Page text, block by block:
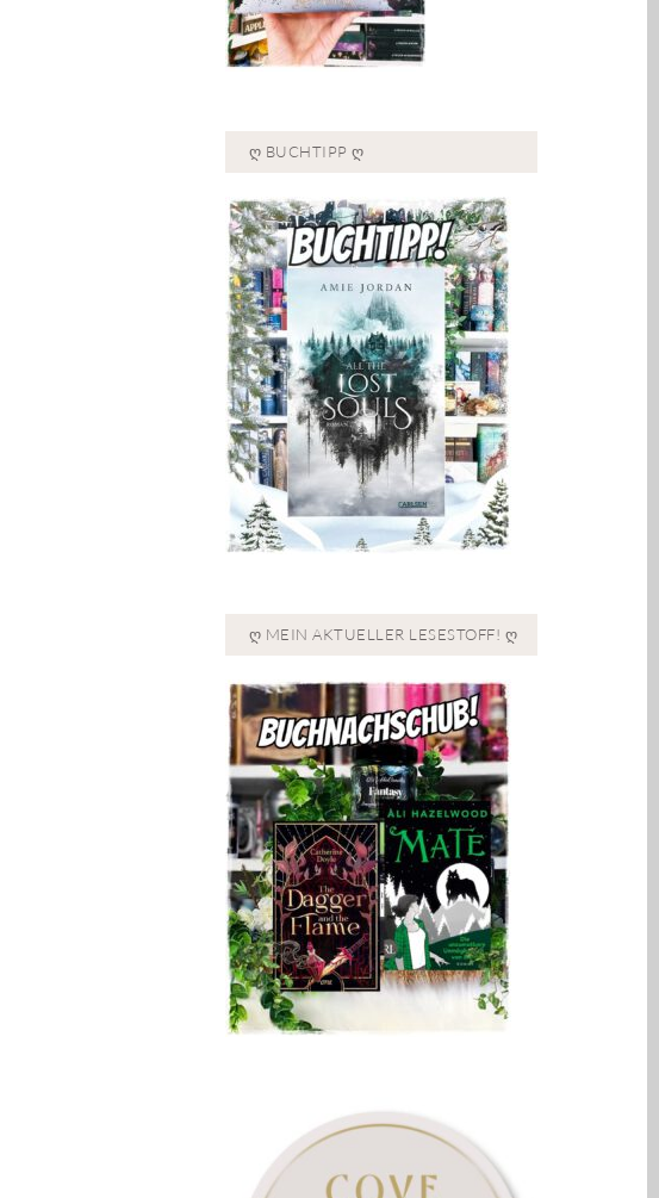
Ღ BUCHTIPP Ღ
Ღ MEIN AKTUELLER LESESTOFF! Ღ